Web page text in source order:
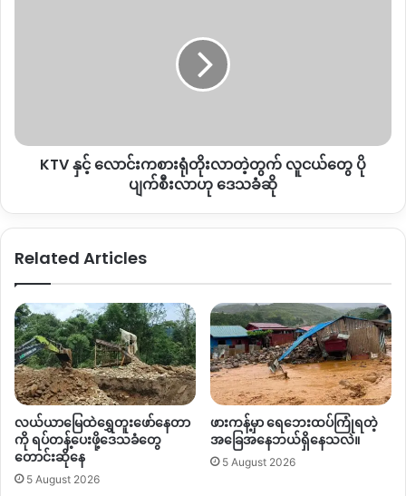
အဲဒီနောက် ကျောင်းဆရာမဟာ နေအိမ်ကနေ ထွက်ပြေး
လွတ်မြောက်လာပြီး အိမ်နီးချင်းတွေဆီ အကူအညီတောင်းခဲ့ရတယ်
လက်ရှိမှာ အင်းတော်မြို့အနီးရှိ မော်လူး၊ နဘားလမ်းဆုံနဲ့ မဲဇာဒေသ
တွေကို စစ်ကောင်စီတပ်က ပြန်လည်ထိန်းချုပ်ထားပြီး မန္တလေး–
ကြီးနားလမ်းတစ်လျှောက် လုံခြုံရေးကို တင်းကျပ်ထားပါတယ်။
အဲဒီဒေသတွေဟာ အရင်ကတော့KIAဦးဆောင်တဲ့ တော်လှန်ရေး
ပူးပေါင်းတပ်တွေနဲ့ စစ်ကောင်စီတပ်တွေအကြား တိုက်ပွဲတွေ
အပြင်းအထန်ဖြစ်ပွားခဲ့တဲ့ နေရာတွေဖြစ်သလို လက်ရှိအချိန်ထိ
လည်းနှစ်ဖက်ထိတွေ့တိုက်ပွဲတွေဆက်ရှိနေတာပါ။
ဒါပေမဲ့ လက်ရှိမှာတော့ စစ်ကောင်စီတပ်တွေက အခြေချတပ်စွဲထား
ပြီး စစ်ဆေးရေး ဂိတ်တွေနဲ့ လုံခြုံရေးကင်းလှည့်မှုတွေကို ဆက်လက်
လုပ်ဆောင်နေတယ်လို့ ဒေသခံတွေက ပြောပါတယ်။
အခုလို စစ်ကောင်စီတပ် ပြန်လည်ထိန်းချုပ်လိုက်တဲ့ အင်းတော်မြို့
မှာNon CDM ကျောင်းဆရာမတစ်ဦး အဓမ္မပြုကျင့်ခံရတယ်
တဲ့ သတင်းထွက်ပေါ်လာတာကြောင့် အရပ်သားတွေရဲ့ လုံခြုံရေး
လူငယ်
ဒေသခံ
KTV နှင့် လောင်းကစားရုံတိုးလာတဲ့တွက် လူငယ်တွေ ပို
ပျက်စီးလာဟု ဒေသခံဆို
Related Articles
လယ်ယာမြေထဲရွှေတူးဖော်နေတာ
ကို ရပ်တန့်ပေးဖို့ဒေသခံတွေ
တောင်းဆိုနေ
5 August 2026
ဖားကန့်မှာ ရေဘေးထပ်ကြုံရတဲ့
အခြေအနေဘယ်ရှိနေသလဲ။
5 August 2026